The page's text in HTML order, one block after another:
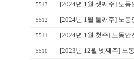
5513 [2024년 1월 셋째주] 노동
5512 [2024년 1월 둘째주] 노동
5511 [2024년 1월 첫주] 노동안
5510 [2023년 12월 넷째주] 노